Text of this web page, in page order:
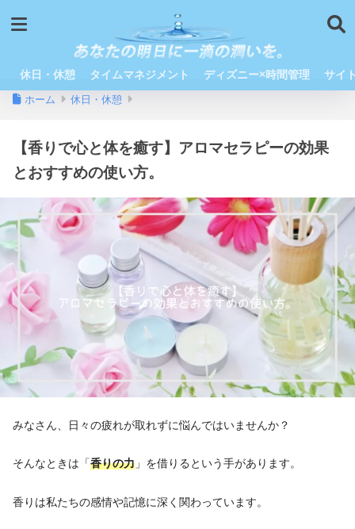
休日・休憩 タイムマネジメント ディズニー×時間管理 サイ
ホーム 休日・休憩
【香りで心と体を癒す】アロマセラピーの効果
とおすすめの使い方。
みなさん、日々の疲れが取れずに悩んではいませんか？
そんなときは「香りの力 」を借りるという手があります。
香りは私たちの感情や記憶に深く関わっています。